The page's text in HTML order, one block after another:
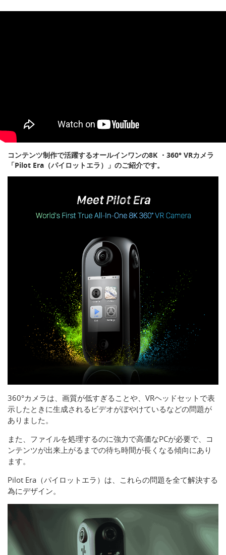
コンテンツ制作で活躍するオールインワンの8K ・360° VRカメラ
「Pilot Era（パイロットエラ）」のご紹介です。
360°カメラは、画質が低すぎることや、VRヘッドセットで表
示したときに生成されるビデオがぼやけているなどの問題が
ありました。
また、ファイルを処理するのに強力で高価なPCが必要で、コ
ンテンツが出来上がるまでの待ち時間が長くなる傾向にあり
ます。
Pilot Era（パイロットエラ）は、これらの問題を全て解決する
為にデザイン。